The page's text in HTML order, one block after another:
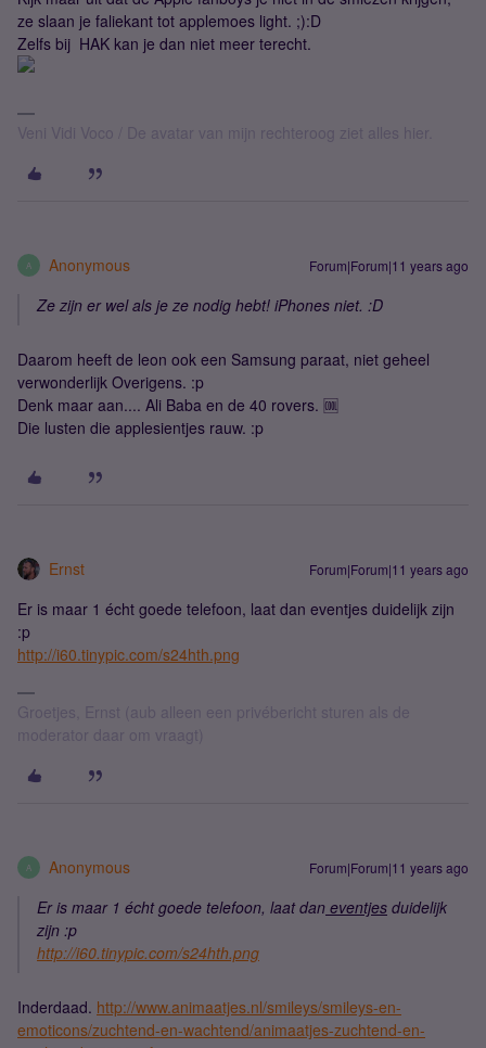
ze slaan je faliekant tot applemoes light. ;):D
Zelfs bij HAK kan je dan niet meer terecht.
Veni Vidi Voco / De avatar van mijn rechteroog ziet alles hier.
A Anonymous Forum|Forum|11 years ago
Ze zijn er wel als je ze nodig hebt! iPhones niet. :D
Daarom heeft de leon ook een Samsung paraat, niet geheel
verwonderlijk Overigens. :p
Denk maar aan.... Ali Baba en de 40 rovers. 🆒
Die lusten die applesientjes rauw. :p
Ernst Forum|Forum|11 years ago
Er is maar 1 écht goede telefoon, laat dan eventjes duidelijk zijn
:p
http://i60.tinypic.com/s24hth.png
Groetjes, Ernst (aub alleen een privébericht sturen als de
moderator daar om vraagt)
A Anonymous Forum|Forum|11 years ago
Er is maar 1 écht goede telefoon, laat dan eventjes duidelijk
zijn :p
http://i60.tinypic.com/s24hth.png
Inderdaad. http://www.animaatjes.nl/smileys/smileys-en-
emoticons/zuchtend-en-wachtend/animaatjes-zuchtend-en-